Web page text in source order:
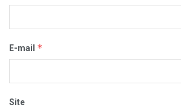
E-mail *
Site